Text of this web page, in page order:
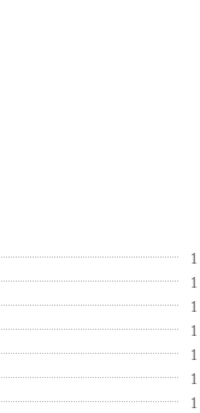
1
1
1
1
1
1
1